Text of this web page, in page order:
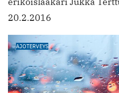
20.2.2016
AJOTERVEYS